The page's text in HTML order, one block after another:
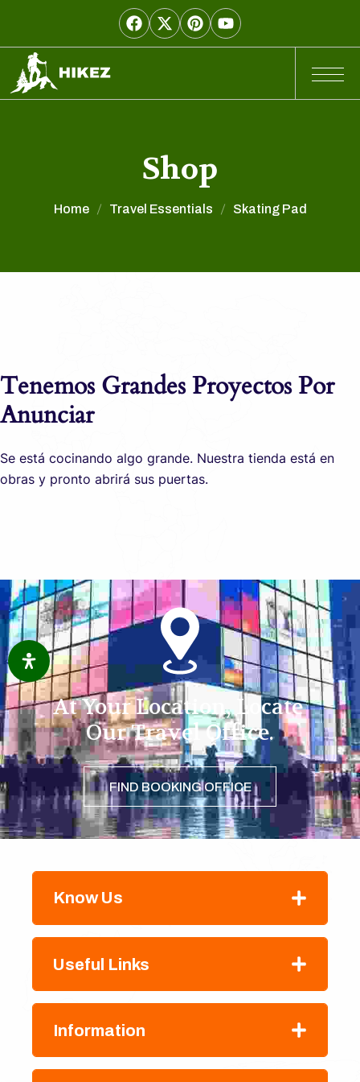
Shop
Home Travel Essentials Skating Pad
Tenemos Grandes Proyectos Por
Anunciar
Se está cocinando algo grande. Nuestra tienda está en
obras y pronto abrirá sus puertas.
At Your Location, Locate
Our Travel Office.
FIND BOOKING OFFICE
Know Us
Useful Links
Information